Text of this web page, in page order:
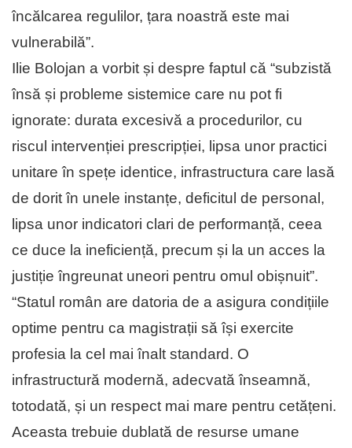
încălcarea regulilor, țara noastră este mai
vulnerabilă”.
Ilie Bolojan a vorbit și despre faptul că “subzistă
însă și probleme sistemice care nu pot fi
ignorate: durata excesivă a procedurilor, cu
riscul intervenției prescripției, lipsa unor practici
unitare în spețe identice, infrastructura care lasă
de dorit în unele instanțe, deficitul de personal,
lipsa unor indicatori clari de performanță, ceea
ce duce la ineficiență, precum și la un acces la
justiție îngreunat uneori pentru omul obișnuit”.
“Statul român are datoria de a asigura condițiile
optime pentru ca magistrații să își exercite
profesia la cel mai înalt standard. O
infrastructură modernă, adecvată înseamnă,
totodată, și un respect mai mare pentru cetățeni.
Aceasta trebuie dublată de resurse umane